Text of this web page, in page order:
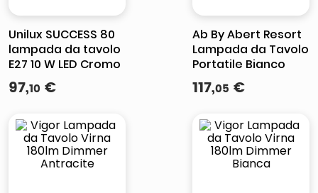
Unilux SUCCESS 80
lampada da tavolo
E27 10 W LED Cromo
97,10 €
Ab By Abert Resort
Lampada da Tavolo
Portatile Bianco
117,05 €